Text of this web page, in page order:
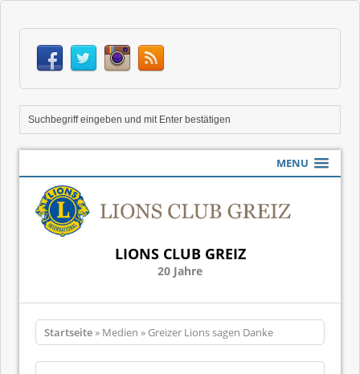
MENU
LIONS CLUB GREIZ
20 Jahre
Startseite» Medien » Greizer Lions sagen Danke